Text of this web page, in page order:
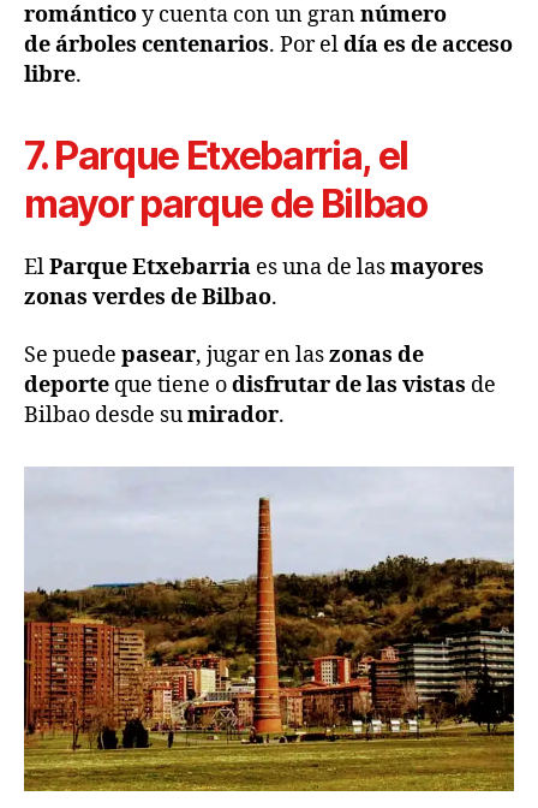
románticoy cuenta con un grannúmero
de árboles centenarios. Por eldía es de acceso
libre.
7. Parque Etxebarria, el
mayor parque de Bilbao
ElParque Etxebarria es una de lasmayores
zonas verdes de Bilbao.
Se puede pasear, jugar en laszonas de
deporte que tiene odisfrutar de las vistas de
Bilbao desde sumirador.